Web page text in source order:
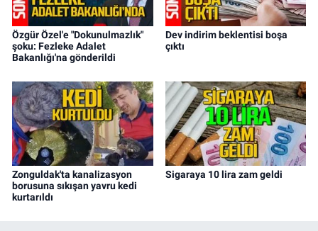
Özgür Özel'e "Dokunulmazlık"
şoku: Fezleke Adalet
Bakanlığı'na gönderildi
Dev indirim beklentisi boşa
çıktı
Zonguldak'ta kanalizasyon
borusuna sıkışan yavru kedi
kurtarıldı
Sigaraya 10 lira zam geldi